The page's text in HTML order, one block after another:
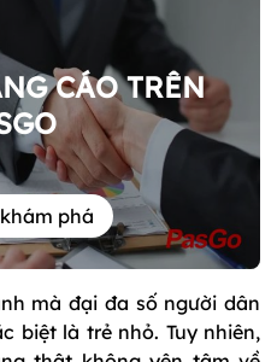
CÁO TRÊN
phá
mà đại đa số người dân
biệt là trẻ nhỏ. Tuy nhiên,